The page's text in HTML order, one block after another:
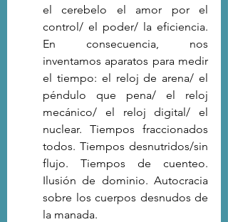
el cerebelo el amor por el
control/ el poder/ la eficiencia.
En consecuencia, nos
inventamos aparatos para medir
el tiempo: el reloj de arena/ el
péndulo que pena/ el reloj
mecánico/ el reloj digital/ el
nuclear. Tiempos fraccionados
todos. Tiempos desnutridos/sin
flujo. Tiempos de cuenteo.
Ilusión de dominio. Autocracia
sobre los cuerpos desnudos de
la manada.